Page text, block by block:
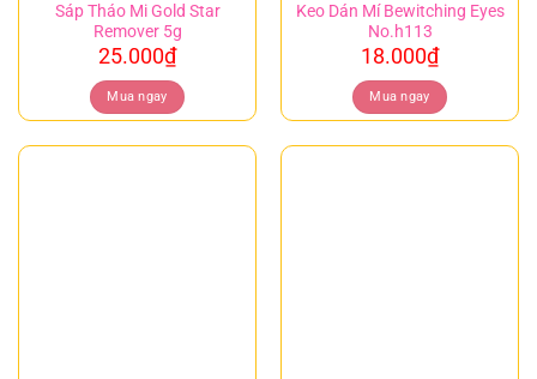
Sáp Tháo Mi Gold Star
Remover 5g
25.000₫
Mua ngay
Keo Dán Mí Bewitching Eyes
No.h113
18.000₫
Mua ngay